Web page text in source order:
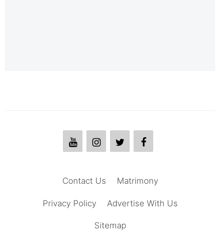
Matrimony
Contact Us
Advertise With Us
Privacy Policy
Sitemap